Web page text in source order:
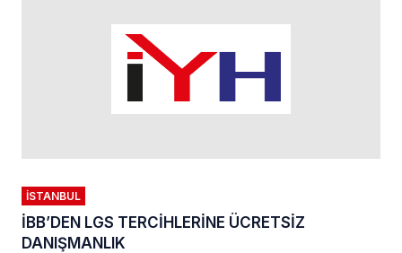
İSTANBUL
İBB’DEN LGS TERCİHLERİNE ÜCRETSİZ
DANIŞMANLIK